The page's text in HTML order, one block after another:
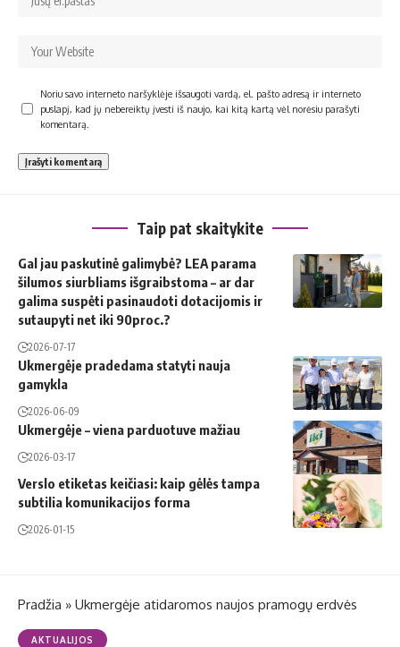
Noriu savo interneto naršyklėje išsaugoti vardą, el. pašto adresą ir interneto
puslapį, kad jų nebereiktų įvesti iš naujo, kai kitą kartą vėl norėsiu parašyti
komentarą.
Taip pat skaitykite
Gal jau paskutinė galimybė? LEA parama
šilumos siurbliams išgraibstoma – ar dar
galima suspėti pasinaudoti dotacijomis ir
sutaupyti net iki 90proc.?
2026-07-17
Ukmergėje pradedama statyti nauja
gamykla
2026-06-09
Ukmergėje – viena parduotuve mažiau
2026-03-17
Verslo etiketas keičiasi: kaip gėlės tampa
subtilia komunikacijos forma
2026-01-15
Pradžia » Ukmergėje atidaromos naujos pramogų erdvės
AKTUALIJOS